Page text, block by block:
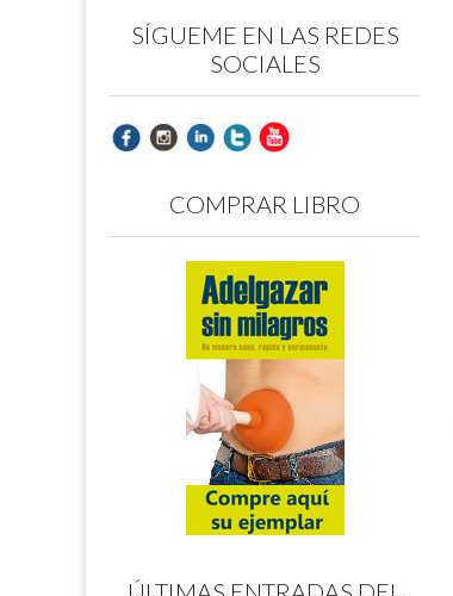
SÍGUEME EN LAS REDES
SOCIALES
COMPRAR LIBRO